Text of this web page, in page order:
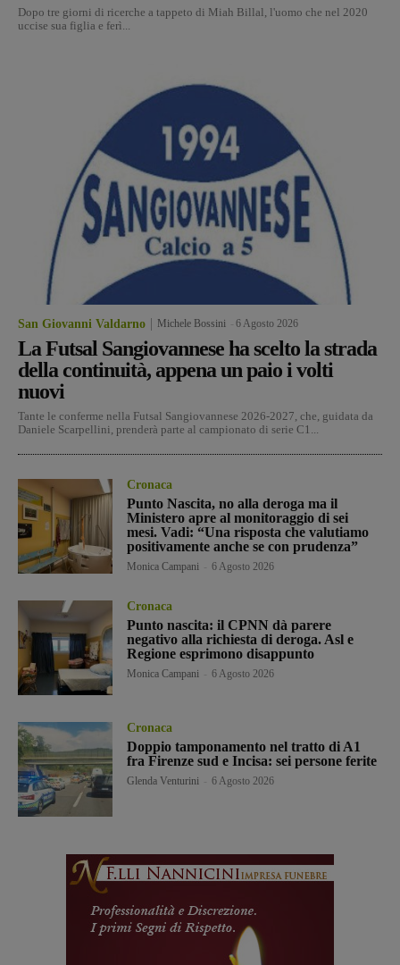
Dopo tre giorni di ricerche a tappeto di Miah Billal, l'uomo che nel 2020
uccise sua figlia e ferì...
San Giovanni Valdarno Michele Bossini 6 Agosto 2026
La Futsal Sangiovannese ha scelto la strada
della continuità, appena un paio i volti
nuovi
Tante le conferme nella Futsal Sangiovannese 2026-2027, che, guidata da
Daniele Scarpellini, prenderà parte al campionato di serie C1...
Cronaca
Punto Nascita, no alla deroga ma il
Ministero apre al monitoraggio di sei
mesi. Vadi: “Una risposta che valutiamo
positivamente anche se con prudenza”
Monica Campani 6 Agosto 2026
Cronaca
Punto nascita: il CPNN dà parere
negativo alla richiesta di deroga. Asl e
Regione esprimono disappunto
Monica Campani 6 Agosto 2026
Cronaca
Doppio tamponamento nel tratto di A1
fra Firenze sud e Incisa: sei persone ferite
Glenda Venturini 6 Agosto 2026